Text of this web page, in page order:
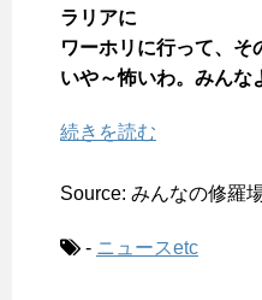
ラリアに
ワーホリに行って、そ
いや～怖いわ。みんな
続きを読む
Source: みんなの修羅
- ニュースetc